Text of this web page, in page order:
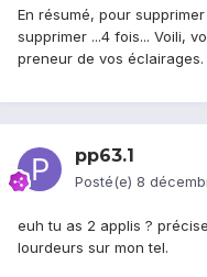
En résumé, pour
supprimer ...4 fois... Voili,
preneur de vos
pp63.1
Posté(e) 8
euh tu as 2 applis ?
lourdeurs sur mon tel.